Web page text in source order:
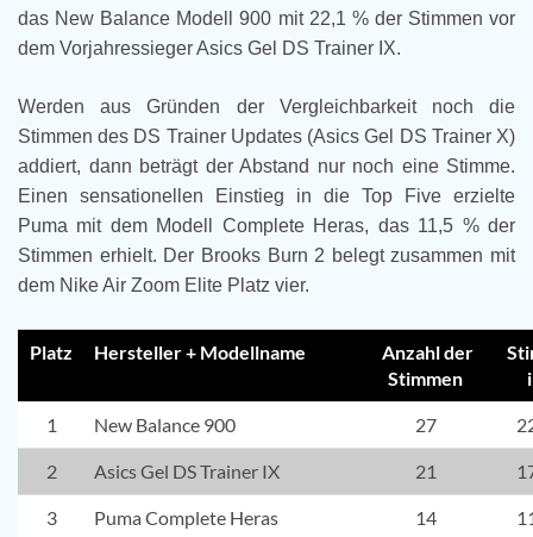
das New Balance Modell 900 mit 22,1 % der Stimmen vor
dem Vorjahressieger Asics Gel DS Trainer IX.
Werden aus Gründen der Vergleichbarkeit noch die
Stimmen des DS Trainer Updates (Asics Gel DS Trainer X)
addiert, dann beträgt der Abstand nur noch eine Stimme.
Einen sensationellen Einstieg in die Top Five erzielte
Puma mit dem Modell Complete Heras, das 11,5 % der
Stimmen erhielt. Der Brooks Burn 2 belegt zusammen mit
dem Nike Air Zoom Elite Platz vier.
Platz Hersteller + Modellname
Anzahl der
Stimmen
1 New Balance 900 27
2 Asics Gel DS Trainer IX 21
3 Puma Complete Heras 14